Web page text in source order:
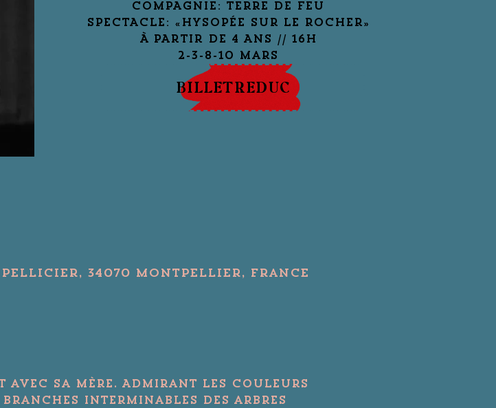
COMPAGNIE: Terre de feu
SPECTACLE: «hysopée sur le rocher»
À PARTIR DE 4 ANS // 16H
2-3-8-10 Mars
34070 Montpellier, France
avec sa mère. Admirant les couleurs
branches interminables des arbres
BILLETREDUC